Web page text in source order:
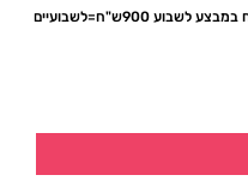
מצלמה קנון CANON G7Xiii ליום 249ש"ח במבצע לשבוע 900ש"ח=לשבועיים